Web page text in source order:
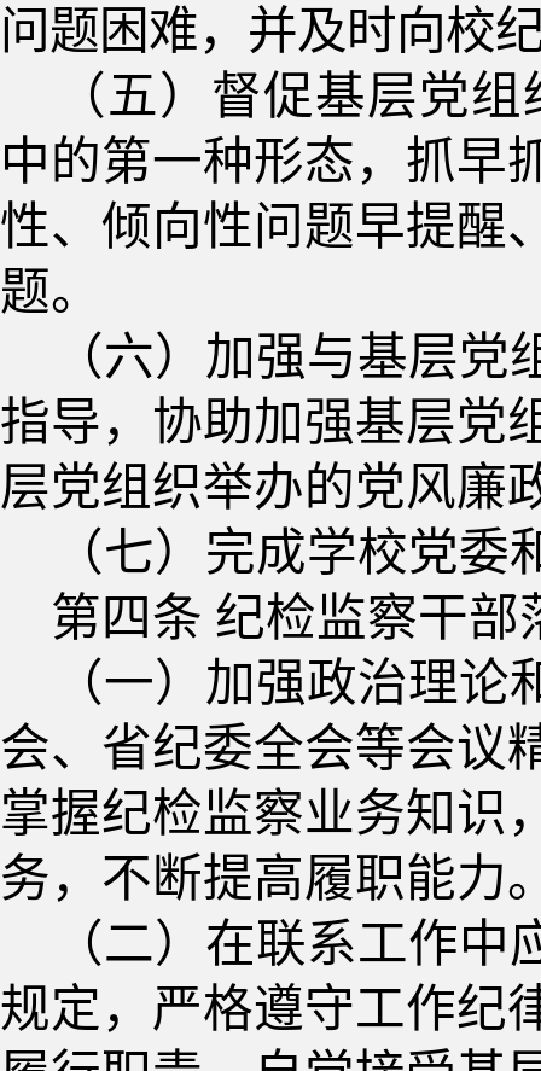
问题困难，并及时向校
（五）督促基层党
中的第一种形态，抓早
性、倾向性问题早提醒
题。
（六）加强与基层
指导，协助加强基层党
层党组织举办的党风廉
（七）完成学校党
第四条 纪检监察干部
（一）加强政治理
会、省纪委全会等会议
掌握纪检监察业务知识
务，不断提高履职能力
（二）在联系工作
规定，严格遵守工作纪